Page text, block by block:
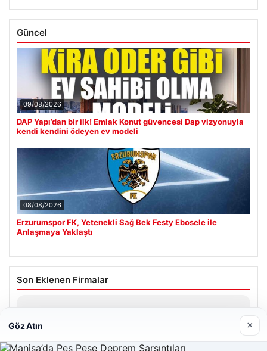
Güncel
09/08/2026
DAP Yapı’dan bir ilk! Emlak Konut güvencesi Dap vizyonuyla
kendi kendini ödeyen ev modeli
08/08/2026
Erzurumspor FK, Yetenekli Sağ Bek Festy Ebosele ile
Anlaşmaya Yaklaştı
Son Eklenen Firmalar
26/05/2026
Göz Atın ×